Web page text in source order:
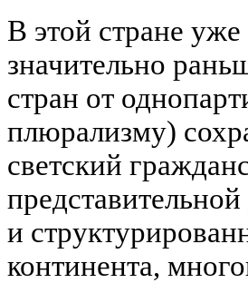
В этой стране уже
значительно
стран от
плюрализму)
светский
и
континента,